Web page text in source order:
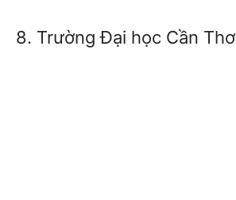
8. Trường Đại học Cần Thơ